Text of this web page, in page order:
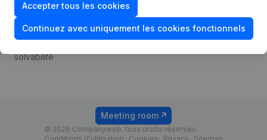
Accepter tous les cookies
Continuez avec uniquement les cookies fonctionnels
Recherche de numéro de
TVA
solvabilité
Tarifs
© 2026 Companyweb, tous droits réservés.
Meeting room